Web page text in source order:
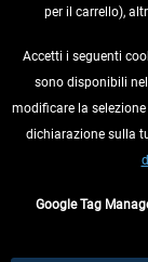
RECEDERE
per il carrello),
Accetti i seguenti
sono disponibili
modificare la
dichiarazione sulla
Google Tag